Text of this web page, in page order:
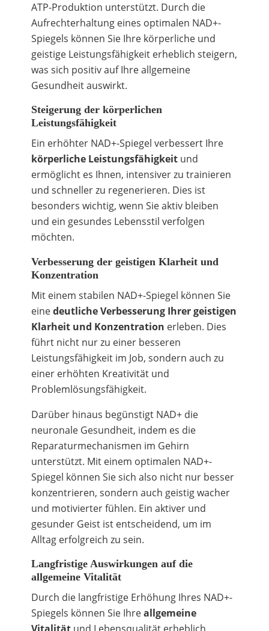
ATP-Produktion unterstützt. Durch die
Aufrechterhaltung eines optimalen NAD+-
Spiegels können Sie Ihre körperliche und
geistige Leistungsfähigkeit erheblich steigern,
was sich positiv auf Ihre allgemeine
Gesundheit auswirkt.
Steigerung der körperlichen
Leistungsfähigkeit
Ein erhöhter NAD+-Spiegel verbessert Ihre
körperliche Leistungsfähigkeitund
ermöglicht es Ihnen, intensiver zu trainieren
und schneller zu regenerieren. Dies ist
besonders wichtig, wenn Sie aktiv bleiben
und ein gesundes Lebensstil verfolgen
möchten.
Verbesserung der geistigen Klarheit und
Konzentration
Mit einem stabilen NAD+-Spiegel können Sie
einedeutliche Verbesserung Ihrer geistigen
Klarheit und Konzentration erleben. Dies
führt nicht nur zu einer besseren
Leistungsfähigkeit im Job, sondern auch zu
einer erhöhten Kreativität und
Problemlösungsfähigkeit.
Darüber hinaus begünstigt NAD+ die
neuronale Gesundheit, indem es die
Reparaturmechanismen im Gehirn
unterstützt. Mit einem optimalen NAD+-
Spiegel können Sie sich also nicht nur besser
konzentrieren, sondern auch geistig wacher
und motivierter fühlen. Ein aktiver und
gesunder Geist ist entscheidend, um im
Alltag erfolgreich zu sein.
Langfristige Auswirkungen auf die
allgemeine Vitalität
Durch die langfristige Erhöhung Ihres NAD+-
Spiegels können Sie Ihreallgemeine